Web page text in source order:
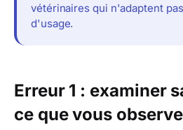
vétérinaires qui n'adaptent
d'usage.
Erreur 1 : examiner
ce que vous